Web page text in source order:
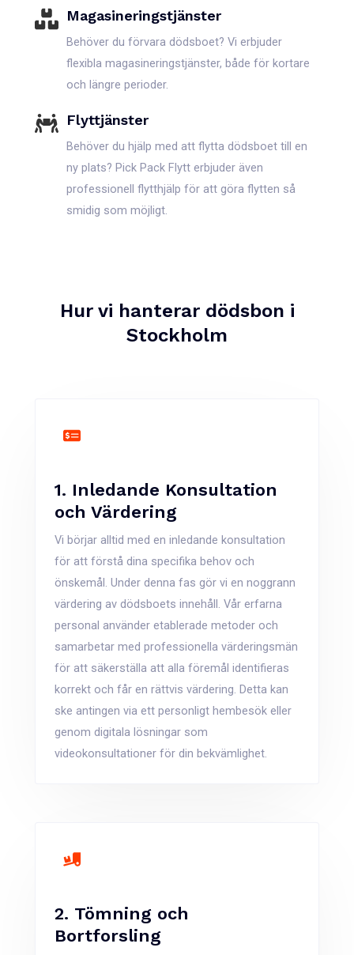
Magasineringstjänster
Behöver du förvara dödsboet? Vi erbjuder
flexibla magasineringstjänster, både för kortare
och längre perioder.
Flyttjänster
Behöver du hjälp med att flytta dödsboet till en
ny plats? Pick Pack Flytt erbjuder även
professionell flytthjälp för att göra flytten så
smidig som möjligt.
Hur vi hanterar dödsbon i
Stockholm
1. Inledande Konsultation
och Värdering
Vi börjar alltid med en inledande konsultation
för att förstå dina specifika behov och
önskemål. Under denna fas gör vi en noggrann
värdering av dödsboets innehåll. Vår erfarna
personal använder etablerade metoder och
samarbetar med professionella värderingsmän
för att säkerställa att alla föremål identifieras
korrekt och får en rättvis värdering. Detta kan
ske antingen via ett personligt hembesök eller
genom digitala lösningar som
videokonsultationer för din bekvämlighet.
2. Tömning och
Bortforsling